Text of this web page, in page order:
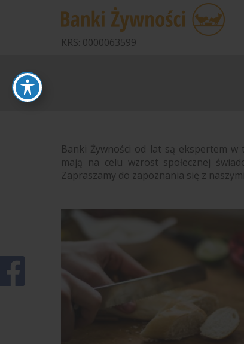
KRS: 0000063599
Banki Żywności od lat są ekspertem
mają na celu wzrost społecznej
Zapraszamy do zapoznania się z